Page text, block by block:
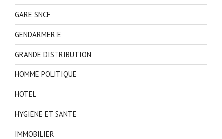
GARE SNCF
GENDARMERIE
GRANDE DISTRIBUTION
HOMME POLITIQUE
HOTEL
HYGIENE ET SANTE
IMMOBILIER